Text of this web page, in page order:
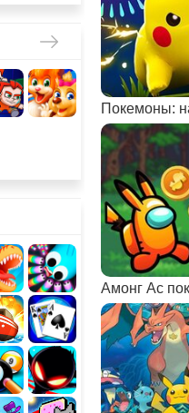
Амонг Ас